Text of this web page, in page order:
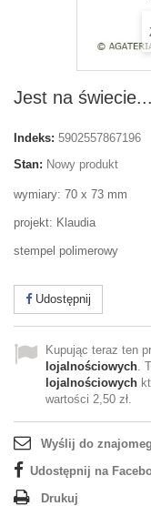
Jest na świecie...
Indeks: 5902557867196
Stan: Nowy produkt
wymiary: 70 x 73 mm
projekt: Klaudia
stempel polimerowy
Udostępnij
Kupując teraz ten
lojalnościowych.
lojalnościowych
wartości 2,50 zł.
Wyślij do
Udostępnij na
Drukuj